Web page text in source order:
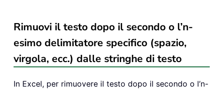
Rimuovi il testo dopo il secondo o l’n-
esimo delimitatore specifico (spazio,
virgola, ecc.) dalle stringhe di testo
In Excel, per rimuovere il testo dopo il secondo o l’n-